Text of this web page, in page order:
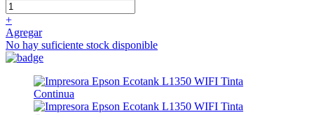
+
Agregar
No hay suficiente stock disponible